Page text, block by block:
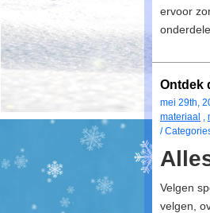
ervoor
Ontdek
mei 29th,
materiaal ,
/
Velgen
velgen,